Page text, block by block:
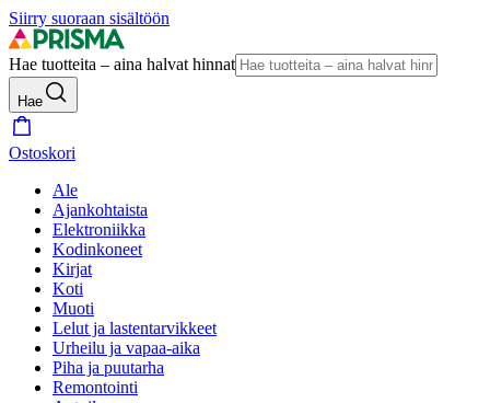
Siirry suoraan sisältöön
Hae tuotteita – aina halvat hinnat
Hae
Ostoskori
Ale
Ajankohtaista
Elektroniikka
Kodinkoneet
Kirjat
Koti
Muoti
Lelut ja lastentarvikkeet
Urheilu ja vapaa-aika
Piha ja puutarha
Remontointi